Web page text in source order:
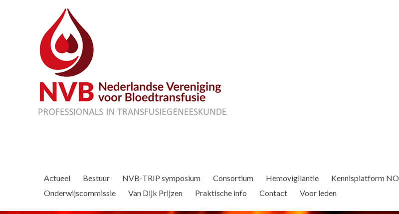
Actueel Bestuur NVB-TRIP symposium Consortium Hemovigilantie Kennisplatform NO
Onderwijscommissie
Van Dijk Prijzen Praktische info Contact Voor leden